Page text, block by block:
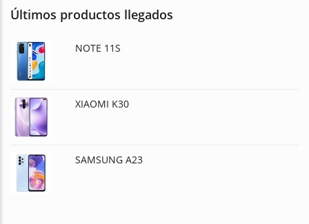
Últimos productos llegados
NOTE 11S
XIAOMI K30
SAMSUNG A23